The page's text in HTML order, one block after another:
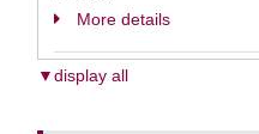
More details
▼display all